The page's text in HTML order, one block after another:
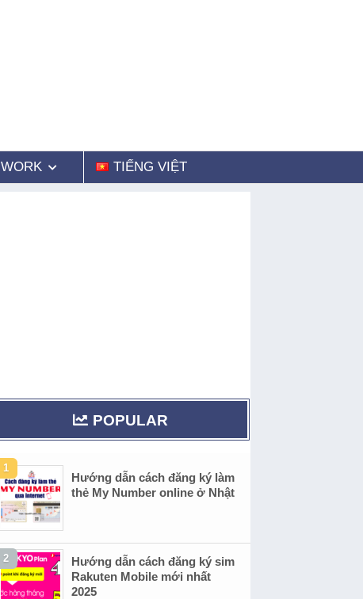
WORK TIẾNG VIỆT
POPULAR
Hướng dẫn cách đăng ký làm
thẻ My Number online ở Nhật
Hướng dẫn cách đăng ký sim
Rakuten Mobile mới nhất
2025